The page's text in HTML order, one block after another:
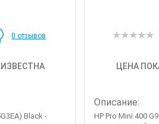
0 отзывов
Black -
ЦЕНА
Описание:
HP Pro Mini 400